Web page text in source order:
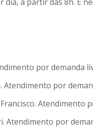
por demanda
Atendimento por
Atendimento
Atendimento por